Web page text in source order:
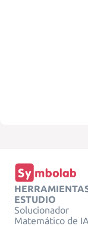
ESTUDIO
Solucionador
Matemático de IA